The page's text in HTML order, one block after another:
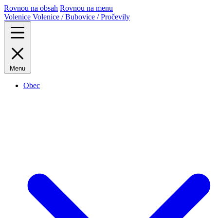
Rovnou na obsah Rovnou na menu
Volenice Volenice / Bubovice / Pročevily
Menu
Obec